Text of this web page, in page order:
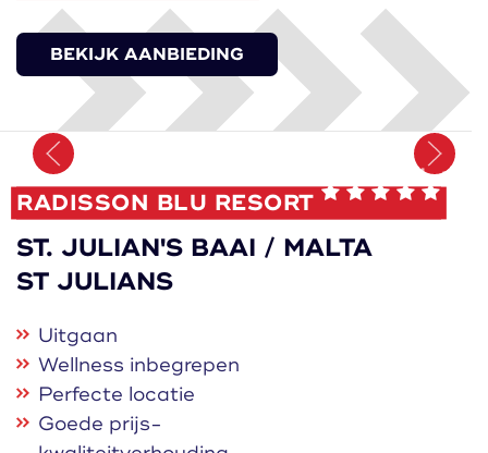
BEKIJK AANBIEDING
Onthoud
RADISSON BLU RESORT
ST. JULIAN'S BAAI / MALTA
ST JULIANS
Uitgaan
Wellness inbegrepen
Perfecte locatie
Goede prijs-